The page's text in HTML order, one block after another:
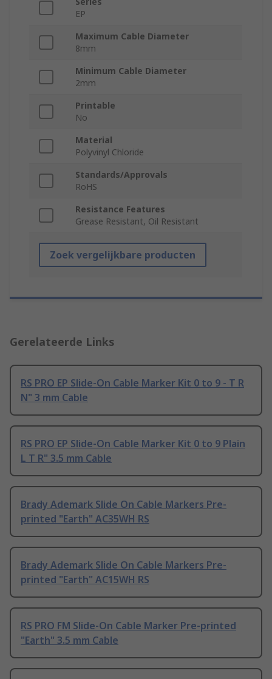
EP
Maximum Cable Diameter
8mm
Minimum Cable Diameter
2mm
Printable
No
Material
Polyvinyl Chloride
Standards/Approvals
RoHS
Resistance Features
Grease Resistant, Oil Resistant
Zoek vergelijkbare producten
Gerelateerde Links
RS PRO EP Slide-On Cable Marker Kit 0 to 9 - T R
N" 3 mm Cable
RS PRO EP Slide-On Cable Marker Kit 0 to 9 Plain
L T R" 3.5 mm Cable
Brady Ademark Slide On Cable Markers Pre-
printed "Earth" AC35WH RS
Brady Ademark Slide On Cable Markers Pre-
printed "Earth" AC15WH RS
RS PRO FM Slide-On Cable Marker Pre-printed
"Earth" 3.5 mm Cable